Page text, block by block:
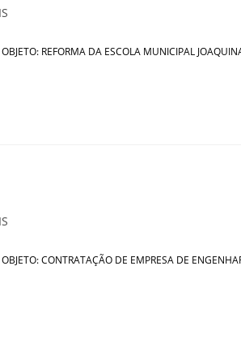
REFORMA DA ESCOLA MUNICIPAL
CONTRATAÇÃO DE EMPRESA DE